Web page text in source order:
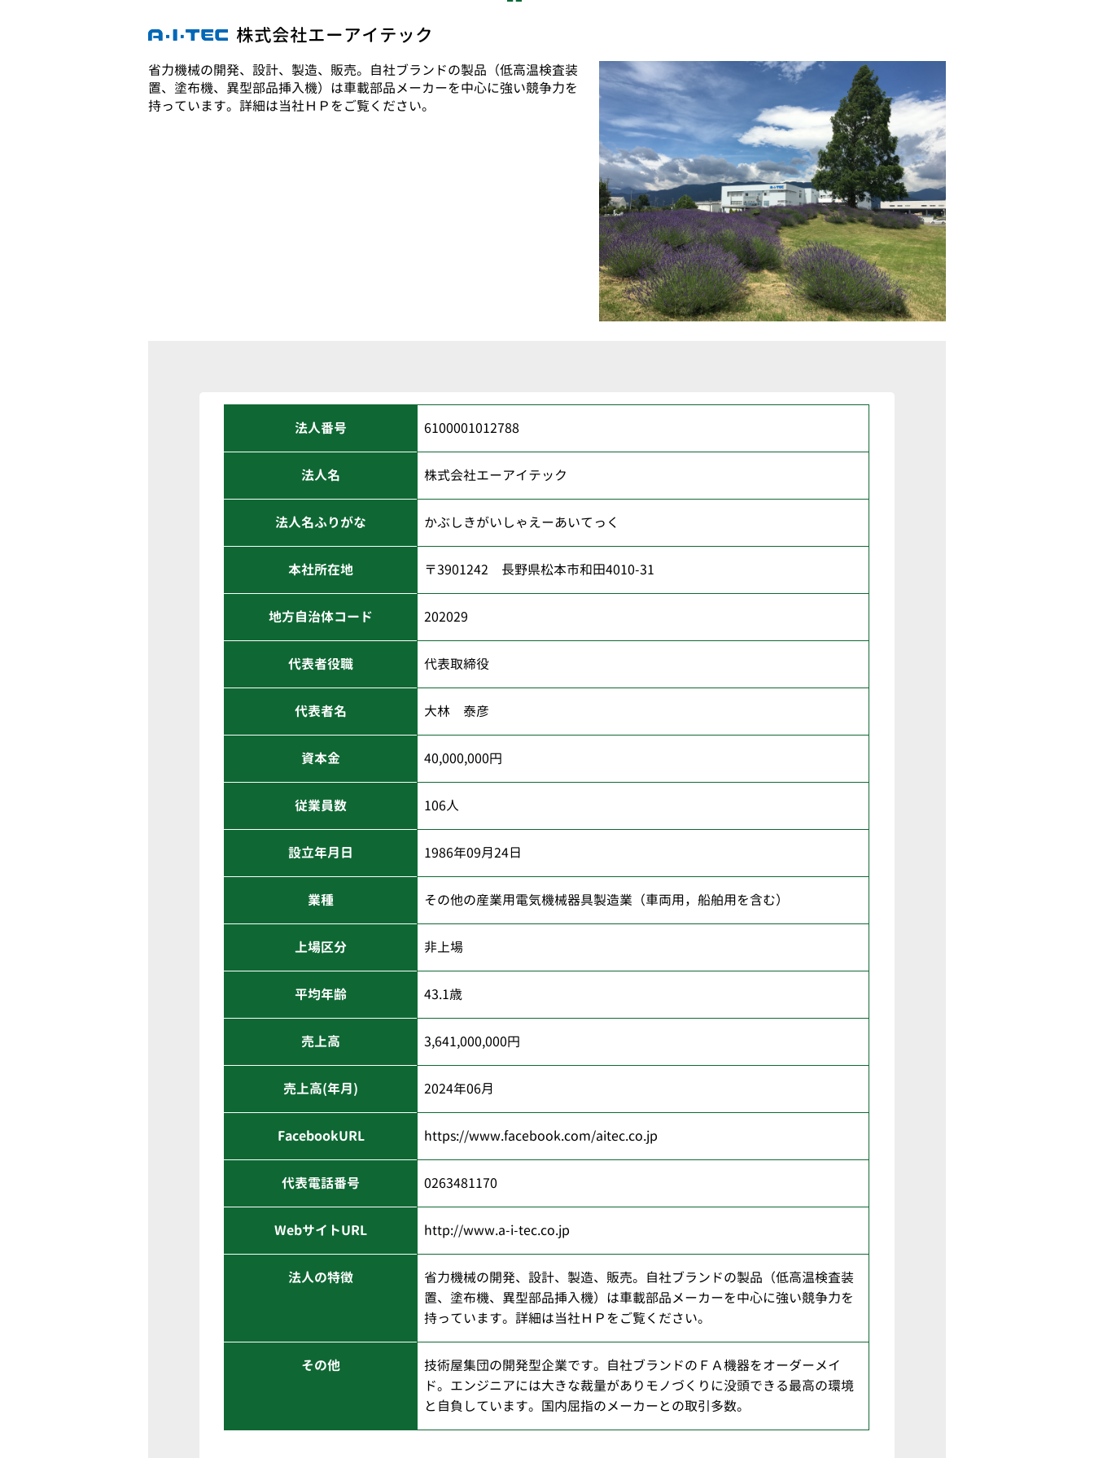
株式会社エーアイテック
省力機械の開発、設計、製造、販売。自社ブランドの製品（低高温検査装
置、塗布機、異型部品挿入機）は車載部品メーカーを中心に強い競争力を
持っています。詳細は当社ＨＰをご覧ください。
法人番号 6100001012788
法人名 株式会社エーアイテック
法人名ふりがな かぶしきがいしゃえーあいてっく
本社所在地 〒3901242 長野県松本市和田4010-31
地方自治体コード 202029
代表者役職 代表取締役
代表者名 大林 泰彦
資本金 40,000,000円
従業員数 106人
設立年月日 1986年09月24日
業種 その他の産業用電気機械器具製造業（車両用，船舶用を含む）
上場区分 非上場
平均年齢 43.1歳
売上高 3,641,000,000円
売上高(年月) 2024年06月
FacebookURL https://www.facebook.com/aitec.co.jp
代表電話番号 0263481170
WebサイトURL http://www.a-i-tec.co.jp
法人の特徴
省力機械の開発、設計、製造、販売。自社ブランドの製品（低高温検査装
置、塗布機、異型部品挿入機）は車載部品メーカーを中心に強い競争力を
持っています。詳細は当社ＨＰをご覧ください。
その他
技術屋集団の開発型企業です。自社ブランドのＦＡ機器をオーダーメイ
ド。エンジニアには大きな裁量がありモノづくりに没頭できる最高の環境
と自負しています。国内屈指のメーカーとの取引多数。